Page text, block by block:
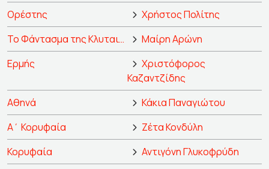
Ορέστης
Χρήστος Πολίτης
Το Φάντασμα της Κλυταιμήστρας
Μαίρη Αρώνη
Ερμής
Χριστόφορος
Καζαντζίδης
Αθηνά
Κάκια Παναγιώτου
Α΄ Κορυφαία
Ζέτα Κονδύλη
Κορυφαία
Αντιγόνη Γλυκοφρύδη